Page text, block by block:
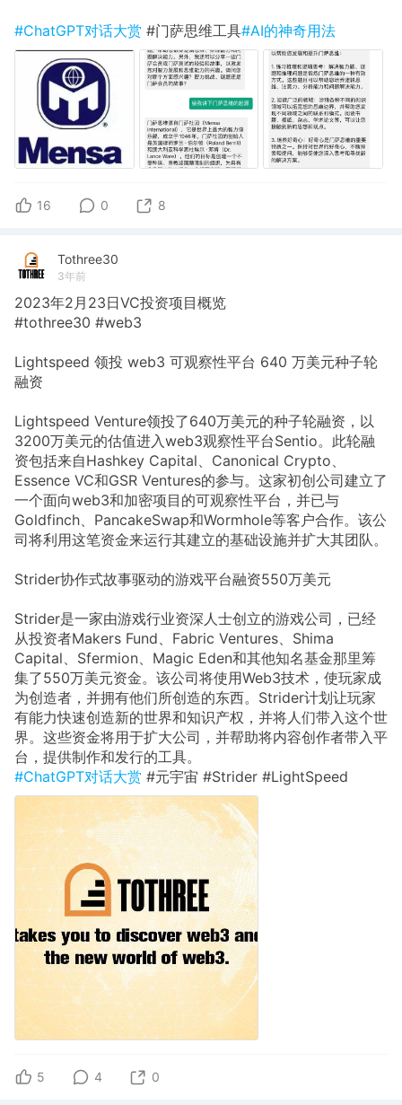
#ChatGPT对话大赏 #门萨思维工具#AI的神奇用法
16 0 8
Tothree30
3年前
2023年2月23日VC投资项目概览
#tothree30 #web3
Lightspeed 领投 web3 可观察性平台 640 万美元种子轮
融资
Lightspeed Venture领投了640万美元的种子轮融资，以
3200万美元的估值进入web3观察性平台Sentio。此轮融
资包括来自Hashkey Capital、Canonical Crypto、
Essence VC和GSR Ventures的参与。这家初创公司建立了
一个面向web3和加密项目的可观察性平台，并已与
Goldfinch、PancakeSwap和Wormhole等客户合作。该公
司将利用这笔资金来运行其建立的基础设施并扩大其团队。
Strider协作式故事驱动的游戏平台融资550万美元
Strider是一家由游戏行业资深人士创立的游戏公司，已经
从投资者Makers Fund、Fabric Ventures、Shima
Capital、Sfermion、Magic Eden和其他知名基金那里筹
集了550万美元资金。该公司将使用Web3技术，使玩家成
为创造者，并拥有他们所创造的东西。Strider计划让玩家
有能力快速创造新的世界和知识产权，并将人们带入这个世
界。这些资金将用于扩大公司，并帮助将内容创作者带入平
台，提供制作和发行的工具。
#ChatGPT对话大赏 #元宇宙 #Strider #LightSpeed
5 4 0